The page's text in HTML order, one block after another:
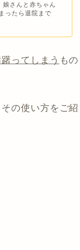
娘さんと赤ちゃん
ったら退院まで
ってしまう もの
の使い方をご紹